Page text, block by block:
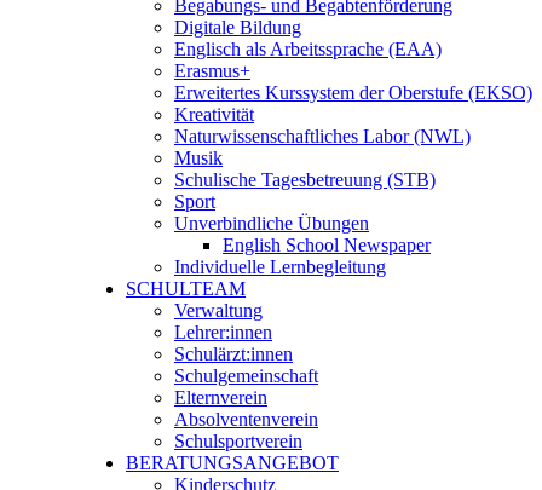
Begabungs- und Begabtenförderung
Digitale Bildung
Englisch als Arbeitssprache (EAA)
Erasmus+
Erweitertes Kurssystem der Oberstufe (EKSO)
Kreativität
Naturwissenschaftliches Labor (NWL)
Musik
Schulische Tagesbetreuung (STB)
Sport
Unverbindliche Übungen
English School Newspaper
Individuelle Lernbegleitung
SCHULTEAM
Verwaltung
Lehrer:innen
Schulärzt:innen
Schulgemeinschaft
Elternverein
Absolventenverein
Schulsportverein
BERATUNGSANGEBOT
Kinderschutz